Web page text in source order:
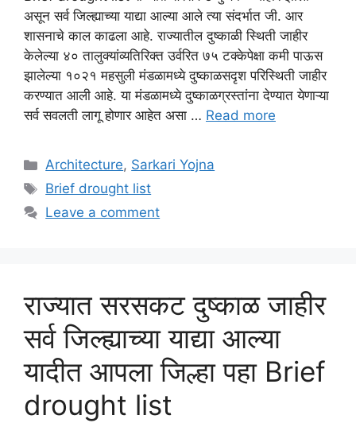
असून सर्व जिल्ह्याच्या याद्या आल्या आले त्या संदर्भात जी. आर
शासनाचे काल काढला आहे. राज्यातील दुष्काळी स्थिती जाहीर
केलेल्या ४० तालुक्यांव्यतिरिक्त उर्वरित ७५ टक्केपेक्षा कमी पाऊस
झालेल्या १०२१ महसुली मंडळामध्ये दुष्काळसदृश परिस्थिती जाहीर
करण्यात आली आहे. या मंडळामध्ये दुष्काळग्रस्तांना देण्यात येणाऱ्या
सर्व सवलती लागू होणार आहेत असा … Read more
Categories
Architecture, Sarkari Yojna
Tags
Brief drought list
Leave a comment
राज्यात सरसकट दुष्काळ जाहीर
सर्व जिल्ह्याच्या याद्या आल्या
यादीत आपला जिल्हा पहा Brief
drought list